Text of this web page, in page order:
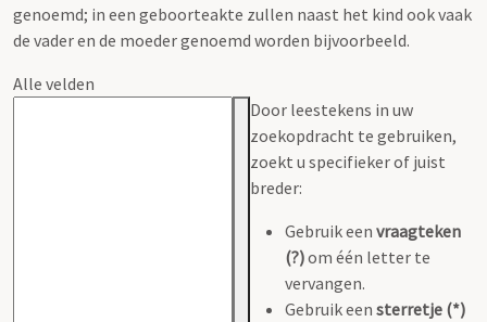
genoemd; in een geboorteakte zullen naast het kind ook vaak
de vader en de moeder genoemd worden bijvoorbeeld.
Alle velden
Door leestekens in uw
zoekopdracht te gebruiken,
zoekt u specifieker of juist
breder:
Gebruik een vraagteken
(?)om één letter te
vervangen.
Gebruik een sterretje (*)